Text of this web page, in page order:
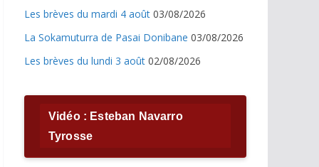
Les brèves du mardi 4 août 03/08/2026
La Sokamuturra de Pasai Donibane 03/08/2026
Les brèves du lundi 3 août 02/08/2026
Vidéo : Esteban Navarro
Tyrosse